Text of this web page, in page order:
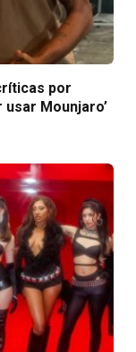
por
Mounjaro’